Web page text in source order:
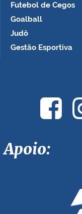
Futebol de Cegos
Goalball
Judô
Gestão Esportiva